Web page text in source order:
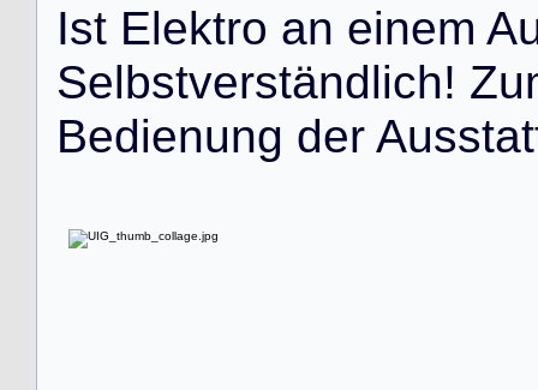
Ist Elektro an einem A
Selbstverständlich! Zu
Bedienung der Ausstat